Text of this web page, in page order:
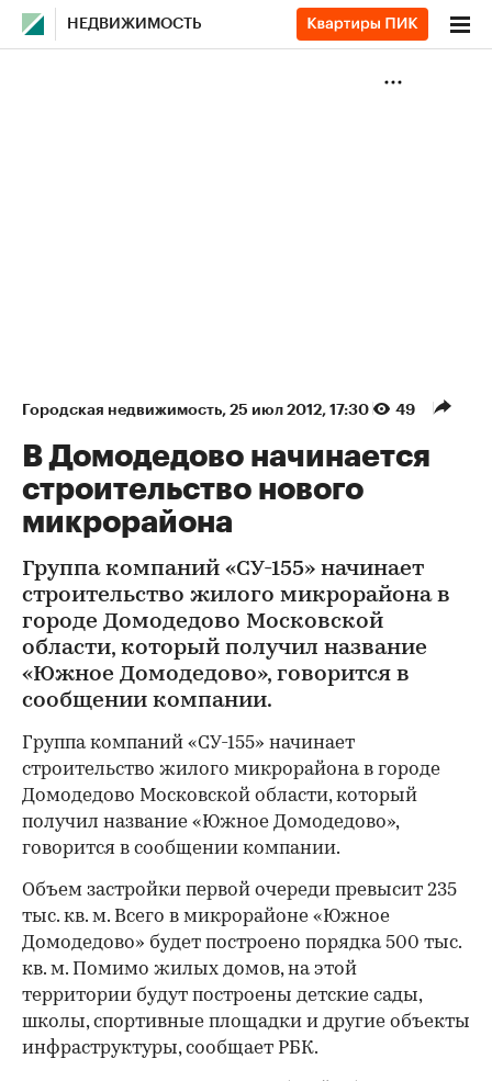
НЕДВИЖИМОСТЬ
Городская недвижимость⁠, 25 июл 2012, 17:30 49
В Домодедово начинается
строительство нового
микрорайона
Группа компаний «СУ-155» начинает
строительство жилого микрорайона в
городе Домодедово Московской
области, который получил название
«Южное Домодедово», говорится в
сообщении компании.
Группа компаний «СУ-155» начинает
строительство жилого микрорайона в городе
Домодедово Московской области, который
получил название «Южное Домодедово»,
говорится в сообщении компании.
Объем застройки первой очереди превысит 235
тыс. кв. м. Всего в микрорайоне «Южное
Домодедово» будет построено порядка 500 тыс.
кв. м. Помимо жилых домов, на этой
территории будут построены детские сады,
школы, спортивные площадки и другие объекты
инфраструктуры, сообщает РБК.